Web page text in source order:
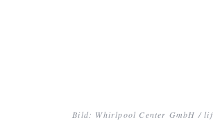
Bild: Whirlpool Center GmbH /